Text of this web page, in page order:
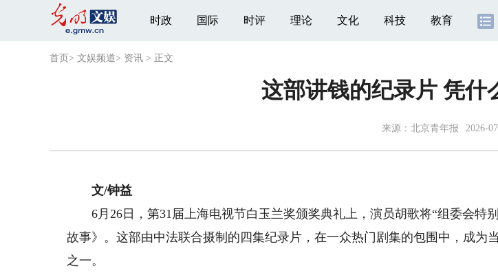
时政 国际 时评 理论 文化 科技 教育
首页 > 文娱频道> 资讯 > 正文
这部讲钱的纪录片 凭什
来源： 北京青年报 2026-
文/钟益
6月26日，第31届上海电视节白玉兰奖颁奖典礼上，演员胡歌将“组委会特
故事》。这部由中法联合摄制的四集纪录片，在一众热门剧集的包围中，成为
之一。